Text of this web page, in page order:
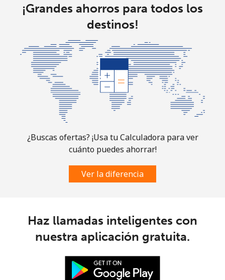
¡Grandes ahorros para todos los
destinos!
¿Buscas ofertas? ¡Usa tu Calculadora para ver
cuánto puedes ahorrar!
Ver la diferencia
Haz llamadas inteligentes con
nuestra aplicación gratuita.